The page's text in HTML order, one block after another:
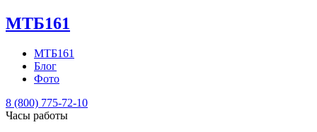
МТБ161
МТБ161
Блог
Фото
8 (800) 775-72-10
Часы работы